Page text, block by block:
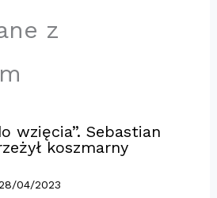
z
wzięcia”. Sebastian
koszmarny
04/2023